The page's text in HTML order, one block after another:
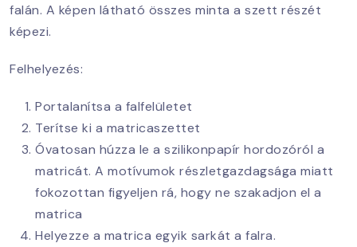
falán. A képen látható összes minta a szett részét
képezi.
Felhelyezés:
Portalanítsa a falfelületet
Terítse ki a matricaszettet
Óvatosan húzza le a szilikonpapír hordozóról a
matricát. A motívumok részletgazdagsága miatt
fokozottan figyeljen rá, hogy ne szakadjon el a
matrica
Helyezze a matrica egyik sarkát a falra.